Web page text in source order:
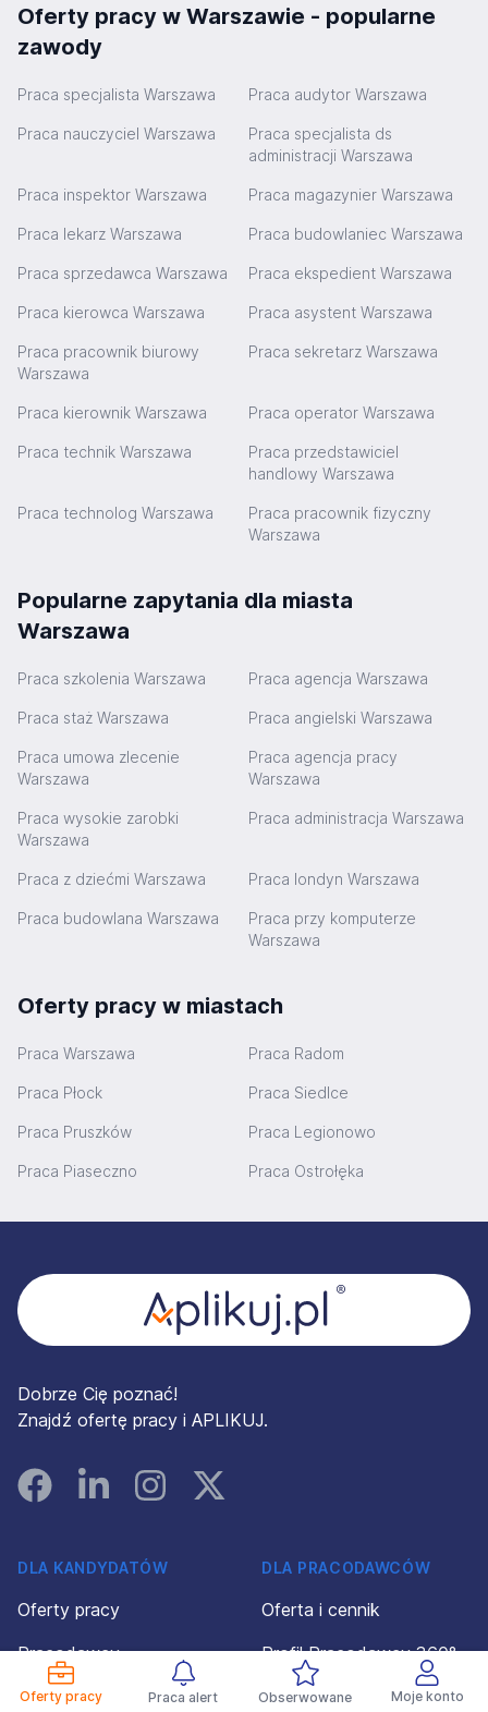
Oferty pracy Praca alert Obserwowane Moje konto
Oferty pracy w Warszawie - popularne
zawody
Praca specjalista Warszawa Praca audytor Warszawa
Praca nauczyciel Warszawa
Praca specjalista ds
administracji Warszawa
Praca inspektor Warszawa Praca magazynier Warszawa
Praca lekarz Warszawa Praca budowlaniec Warszawa
Praca sprzedawca Warszawa Praca ekspedient Warszawa
Praca kierowca Warszawa Praca asystent Warszawa
Praca pracownik biurowy
Warszawa
Praca sekretarz Warszawa
Praca kierownik Warszawa Praca operator Warszawa
Praca technik Warszawa
Praca przedstawiciel
handlowy Warszawa
Praca technolog Warszawa
Praca pracownik fizyczny
Warszawa
Popularne zapytania dla miasta
Warszawa
Praca szkolenia Warszawa Praca agencja Warszawa
Praca staż Warszawa Praca angielski Warszawa
Praca umowa zlecenie
Warszawa
Praca agencja pracy
Warszawa
Praca wysokie zarobki
Warszawa
Praca administracja Warszawa
Praca z dziećmi Warszawa Praca londyn Warszawa
Praca budowlana Warszawa
Praca przy komputerze
Warszawa
Oferty pracy w miastach
Praca Warszawa Praca Radom
Praca Płock Praca Siedlce
Praca Pruszków Praca Legionowo
Praca Piaseczno Praca Ostrołęka
Dobrze Cię poznać!
Znajdź ofertę pracy i APLIKUJ.
FacebookLinked InInstagramInstagram
DLA KANDYDATÓW
Oferty pracy
Pracodawcy
Porady
DLA PRACODAWCÓW
Oferta i cennik
Profil Pracodawcy 360°
Konto pracodawcy